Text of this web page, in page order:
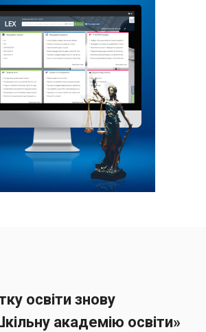
освіти знову
академію освіти»